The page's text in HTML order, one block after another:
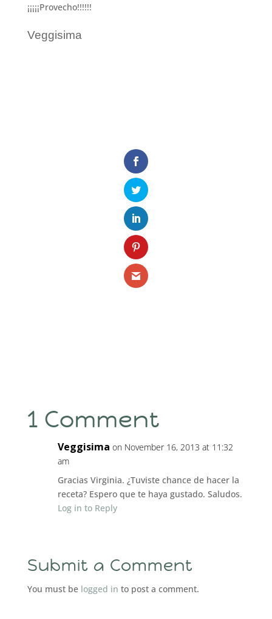
¡¡¡¡¡Provecho!!!!!!
Veggisima
1 Comment
Veggisima on November 16, 2013 at 11:32
am
Gracias Virginia. ¿Tuviste chance de hacer la
receta? Espero que te haya gustado. Saludos.
Log in to Reply
Submit a Comment
You must be logged in to post a comment.